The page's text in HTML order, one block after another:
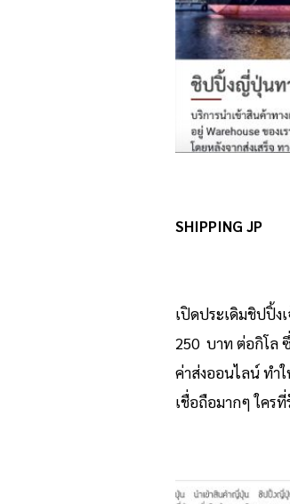
SHIPPING JP
เปิดประเดิมชิปปิ้ง
250 บาท ต่อกิโล
ค่าส่งออนไลน์ ทำ
เชื่อถือมากๆ ใคร